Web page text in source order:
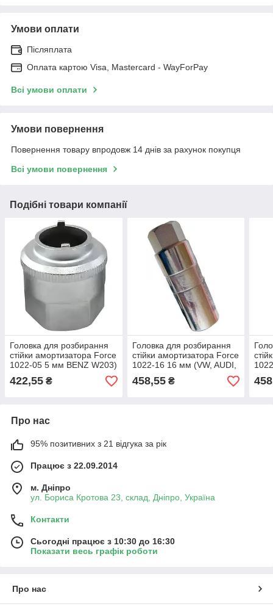
Умови оплати
Післяплата
Оплата картою Visa, Mastercard - WayForPay
Всі умови оплати
Умови повернення
Повернення товару впродовж 14 днів за рахунок покупця
Всі умови повернення
Подібні товари компанії
Головка для розбирання
стійки амортизатора Force
1022-05 5 мм BENZ W203)
422,55 ₴
Головка для розбирання
стійки амортизатора Force
1022-16 16 мм (VW, AUDI,
SEAT, FIAT)
458,55₴
Про нас
95% позитивних з 21 відгука за рік
Працює з 22.09.2014
м. Дніпро
ул. Бориса Кротова 23, склад, Дніпро, Україна
Контакти
Сьогодні працює з 10:30 до 16:30
Показати весь графік роботи
Про нас